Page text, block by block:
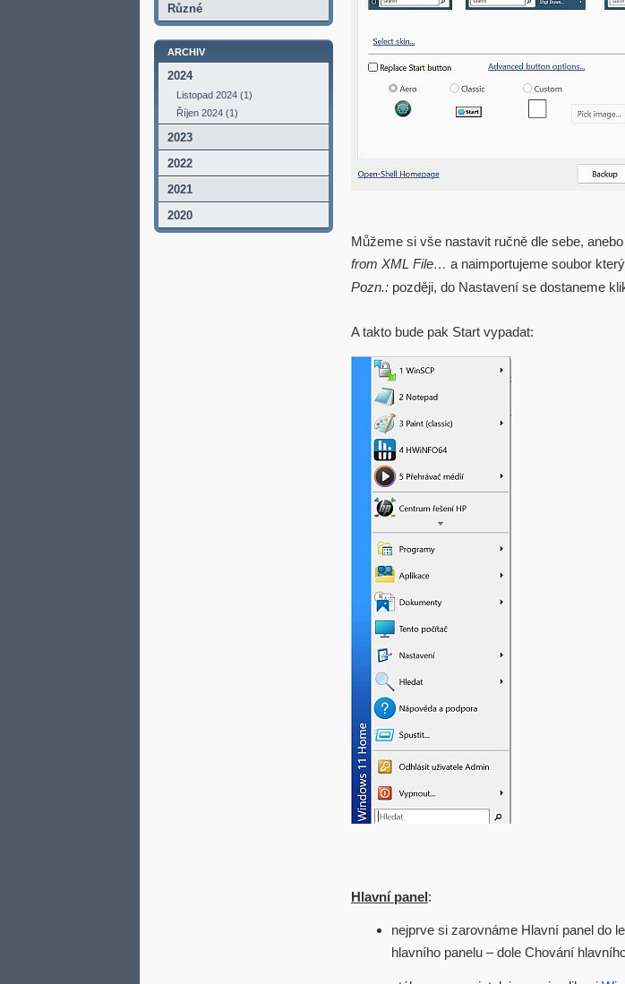
Různé
ARCHIV
2024
Listopad 2024 (1)
Říjen 2024 (1)
2023
2022
2021
2020
Můžeme si vše nastavit ručně dle sebe,
from XML File… a naimportujeme soubor
Pozn.: později, do Nastavení se dostaneme
A takto bude pak Start vypadat:
Hlavní panel:
nejprve si zarovnáme Hlavní panel do
hlavního panelu – dole Chování